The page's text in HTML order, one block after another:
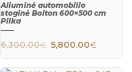
Aliuminė automobilio
stoginė Bolton 600×500 cm
Pilka
6,300.00€ Original price
5,800.00€